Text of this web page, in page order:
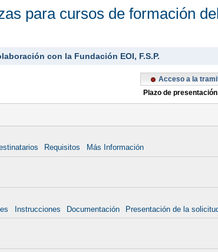
para cursos de formación
con la Fundación EOI, F.S.P.
Acceso a la
Plazo de
Requisitos
Más Información
Instrucciones Documentación
Presentación de la